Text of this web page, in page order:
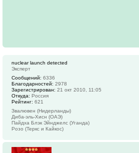
nuclear launch detected
Эксперт
Сообщений: 6336
Благодарностей: 2978
Зарегистрирован: 21 окт 2010, 11:05
Откуда: Россия
Рейтинг: 621
Звалювен (Нидерланды)
Диба-эль-Хисн (ОАЭ)
Пайдха Блэк Эйнджелс (Уганда)
Розо (Теркс и Кайкос)